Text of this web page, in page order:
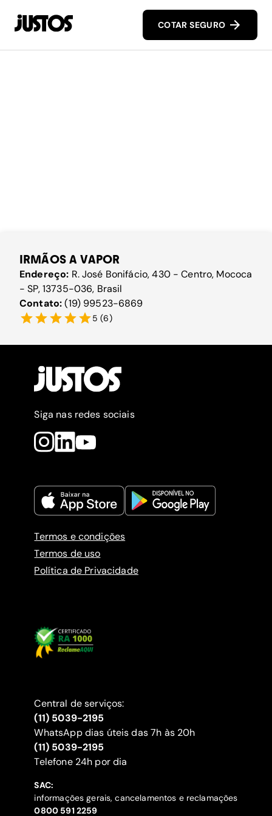
COTAR SEGURO
IRMÃOS A VAPOR
Endereço: R. José Bonifácio, 430 - Centro, Mococa
- SP, 13735-036, Brasil
Contato:(19) 99523-6869
5 (6)
Siga nas redes sociais
Termos e condições
Termos de uso
Política de Privacidade
Central de serviços:
(11) 5039-2195
WhatsApp dias úteis das 7h às 20h
(11) 5039-2195
‍Telefone 24h por dia
SAC:
informações gerais, cancelamentos e reclamações
‍0800 591 2259